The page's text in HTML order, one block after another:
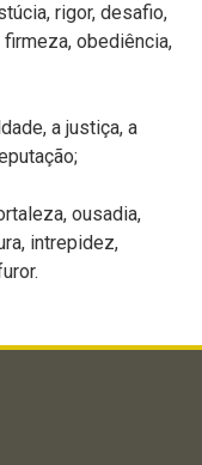
rigor, desafio,
obediência,
a justiça, a
ousadia,
intrepidez,